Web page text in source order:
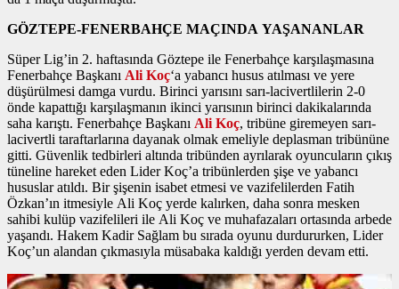
GÖZTEPE-FENERBAHÇE MAÇINDA YAŞANANLAR
Süper Lig’in 2. haftasında Göztepe ile Fenerbahçe karşılaşmasına
Fenerbahçe Başkanı Ali Koç‘a yabancı husus atılması ve yere
düşürülmesi damga vurdu. Birinci yarısını sarı-lacivertlilerin 2-0
önde kapattığı karşılaşmanın ikinci yarısının birinci dakikalarında
saha karıştı. Fenerbahçe Başkanı Ali Koç, tribüne giremeyen sarı-
lacivertli taraftarlarına dayanak olmak emeliyle deplasman tribününe
gitti. Güvenlik tedbirleri altında tribünden ayrılarak oyuncuların çıkış
tüneline hareket eden Lider Koç’a tribünlerden şişe ve yabancı
hususlar atıldı. Bir şişenin isabet etmesi ve vazifelilerden Fatih
Özkan’ın itmesiyle Ali Koç yerde kalırken, daha sonra mesken
sahibi kulüp vazifelileri ile Ali Koç ve muhafazaları ortasında arbede
yaşandı. Hakem Kadir Sağlam bu sırada oyunu durdururken, Lider
Koç’un alandan çıkmasıyla müsabaka kaldığı yerden devam etti.